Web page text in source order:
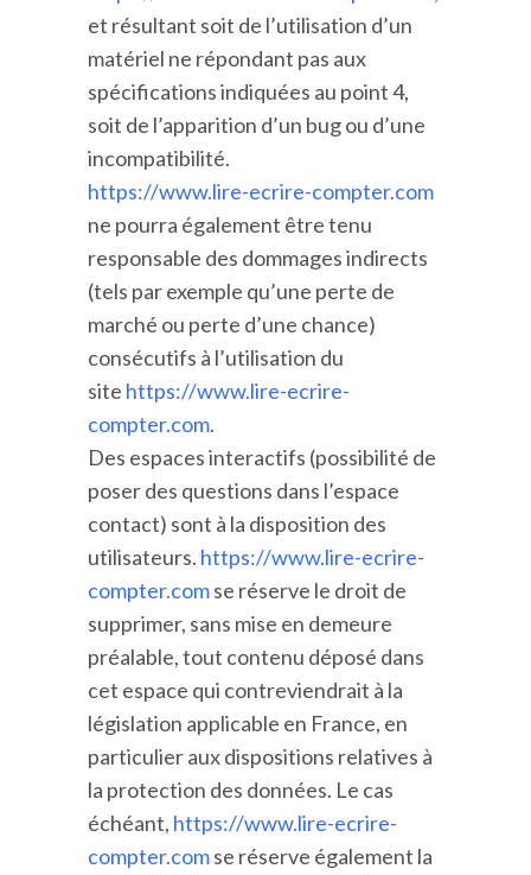
et résultant soit de l’utilisation d’un
matériel ne répondant pas aux
spécifications indiquées au point 4,
soit de l’apparition d’un bug ou d’une
incompatibilité.
https://www.lire-ecrire-compter.com
ne pourra également être tenu
responsable des dommages indirects
(tels par exemple qu’une perte de
marché ou perte d’une chance)
consécutifs à l’utilisation du
site https://www.lire-ecrire-
compter.com.
Des espaces interactifs (possibilité de
poser des questions dans l’espace
contact) sont à la disposition des
utilisateurs. https://www.lire-ecrire-
compter.comse réserve le droit de
supprimer, sans mise en demeure
préalable, tout contenu déposé dans
cet espace qui contreviendrait à la
législation applicable en France, en
particulier aux dispositions relatives à
la protection des données. Le cas
échéant, https://www.lire-ecrire-
compter.comse réserve également la